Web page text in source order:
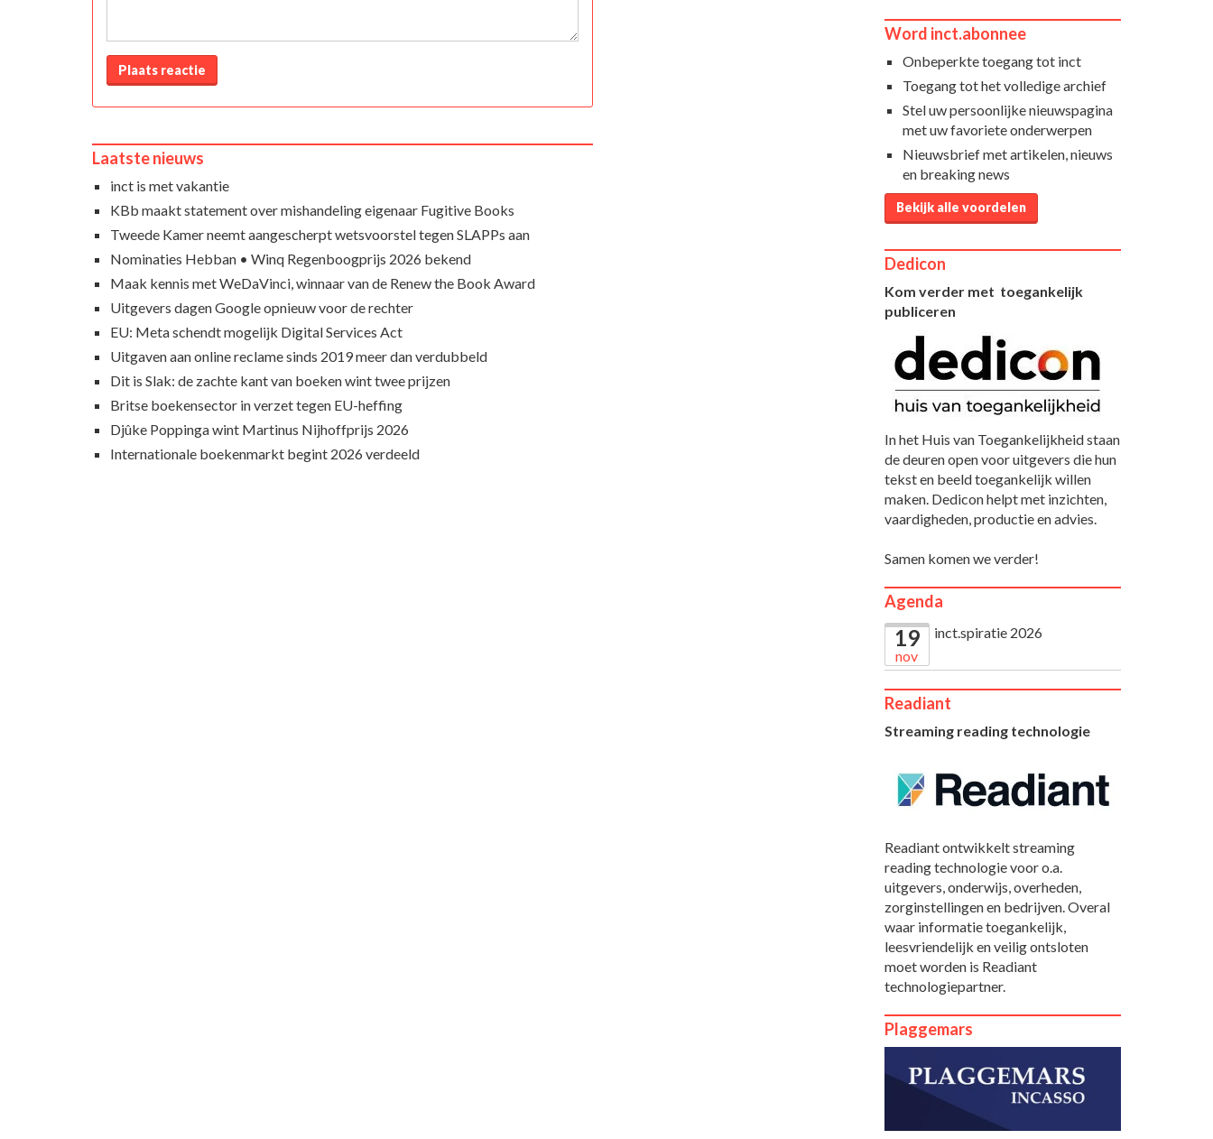
Plaats reactie
Laatste nieuws
inct is met vakantie
KBb maakt statement over mishandeling eigenaar Fugitive Books
Tweede Kamer neemt aangescherpt wetsvoorstel tegen SLAPPs aan
Nominaties Hebban • Winq Regenboogprijs 2026 bekend
Maak kennis met WeDaVinci, winnaar van de Renew the Book Award
Uitgevers dagen Google opnieuw voor de rechter
EU: Meta schendt mogelijk Digital Services Act
Uitgaven aan online reclame sinds 2019 meer dan verdubbeld
Dit is Slak: de zachte kant van boeken wint twee prijzen
Britse boekensector in verzet tegen EU-heffing
Djûke Poppinga wint Martinus Nijhoffprijs 2026
Internationale boekenmarkt begint 2026 verdeeld
Word inct.abonnee
Onbeperkte toegang tot inct
Toegang tot het volledige archief
Stel uw persoonlijke nieuwspagina
met uw favoriete onderwerpen
Nieuwsbrief met artikelen, nieuws
en breaking news
Bekijk alle voordelen
Dedicon
Kom verder met toegankelijk
publiceren
In het Huis van Toegankelijkheid staan
de deuren open voor uitgevers die hun
tekst en beeld toegankelijk willen
maken. Dedicon helpt met inzichten,
vaardigheden, productie en advies.
Samen komen we verder!
Agenda
19
nov
inct.spiratie 2026
Readiant
Streaming reading technologie
Readiant ontwikkelt streaming
reading technologie voor o.a.
uitgevers, onderwijs, overheden,
zorginstellingen en bedrijven. Overal
waar informatie toegankelijk,
leesvriendelijk en veilig ontsloten
moet worden is Readiant
technologiepartner.
Plaggemars